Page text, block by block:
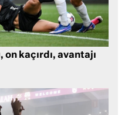
kaçırdı, avantajı